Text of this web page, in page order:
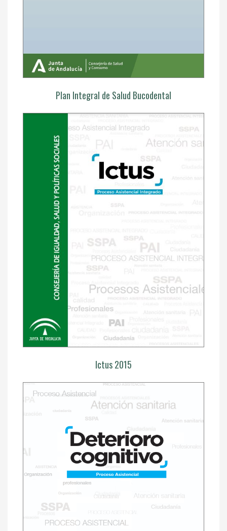
Plan Integral de Salud Bucodental
Ictus 2015